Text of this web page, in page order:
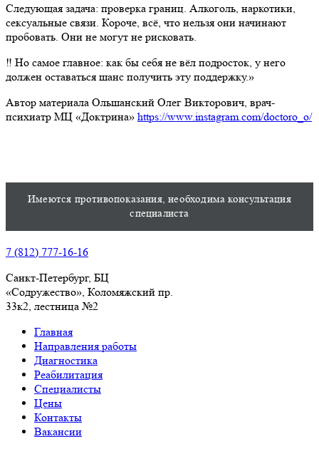
Следующая задача: проверка границ. Алкоголь, наркотики,
сексуальные связи. Короче, всё, что нельзя они начинают
пробовать. Они не могут не рисковать.
‼ Но самое главное: как бы себя не вёл подросток, у него
должен оставаться шанс получить эту поддержку.»
Автор материала Ольшанский Олег Викторович, врач-
психиатр МЦ «Доктрина» https://www.instagram.com/doctoro_o/
Имеются противопоказания, необходима консультация
специалиста
7 (812) 777-16-16
Санкт-Петербург, БЦ
«Содружество», Колoмяжский пр.
33к2, лестница №2
Главная
Направления работы
Диагностика
Реабилитация
Специалисты
Цены
Контакты
Вакансии